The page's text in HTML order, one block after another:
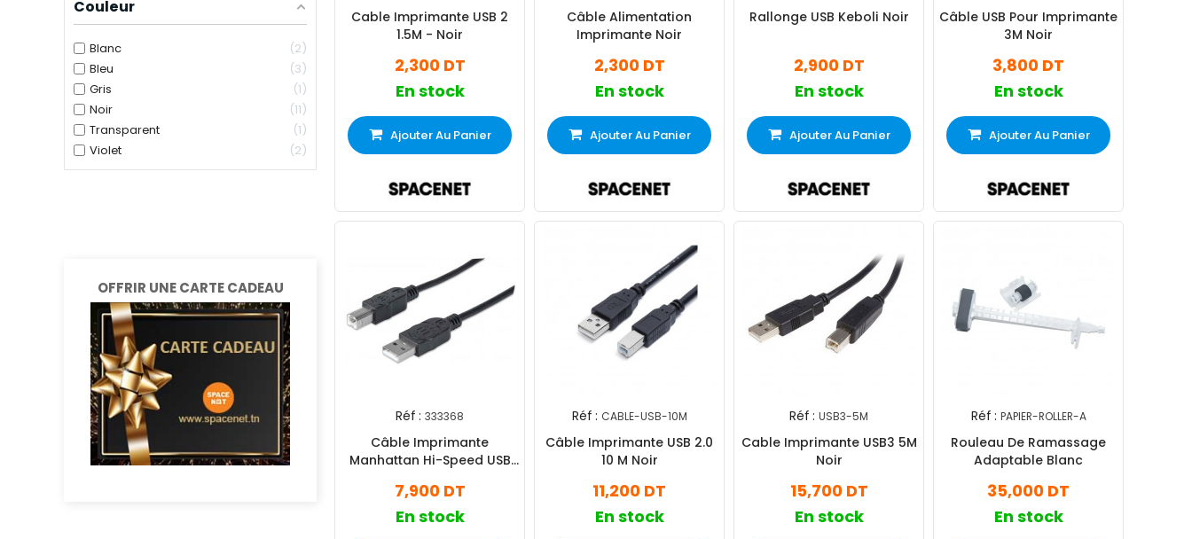
Couleur
Blanc
2
Bleu
3
Gris
1
Noir
11
Transparent
1
Violet
2
OFFRIR UNE CARTE CADEAU
Cable Imprimante USB 2
1.5M - Noir
2,300 DT
En stock
Ajouter Au Panier
Câble Alimentation
Imprimante Noir
2,300 DT
En stock
Ajouter Au Panier
Rallonge USB Keboli Noir
2,900 DT
En stock
Ajouter Au Panier
Câble USB Pour Imprimante
3M Noir
3,800 DT
En stock
Ajouter Au Panier
Réf : 333368
Câble Imprimante
Manhattan Hi-Speed USB
7,900 DT
En stock
Réf : CABLE-USB-10M
Câble Imprimante USB 2.0
10 M Noir
11,200 DT
En stock
Réf : USB3-5M
Cable Imprimante USB3 5M
Noir
15,700 DT
En stock
Réf : PAPIER-ROLLER-A
Rouleau De Ramassage
Adaptable Blanc
35,000 DT
En stock